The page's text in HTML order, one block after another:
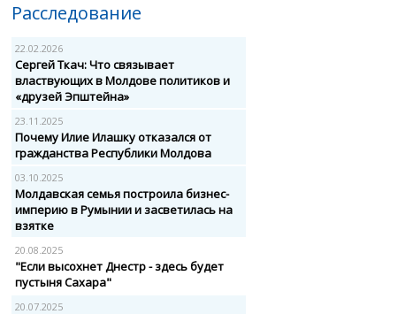
Расследование
22.02.2026
Сергей Ткач: Что связывает
властвующих в Молдове политиков и
«друзей Эпштейна»
23.11.2025
Почему Илие Илашку отказался от
гражданства Республики Молдова
03.10.2025
Молдавская семья построила бизнес-
империю в Румынии и засветилась на
взятке
20.08.2025
"Если высохнет Днестр - здесь будет
пустыня Сахара"
20.07.2025